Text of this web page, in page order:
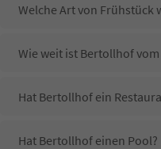
Welche Art von
Wie weit ist Bertollhof
Hat Bertollhof ein
Hat Bertollhof einen Pool?